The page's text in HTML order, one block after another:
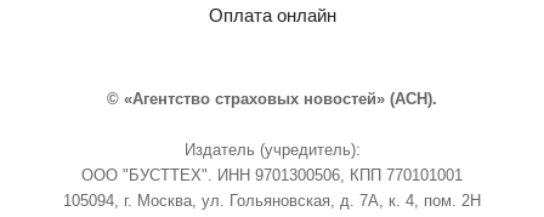
Оплата онлайн
© «Агентство страховых новостей» (АСН).
Издатель (учредитель):
ООО "БУСТТЕХ". ИНН 9701300506, КПП 770101001
105094, г. Москва, ул. Гольяновская, д. 7А, к. 4, пом. 2Н